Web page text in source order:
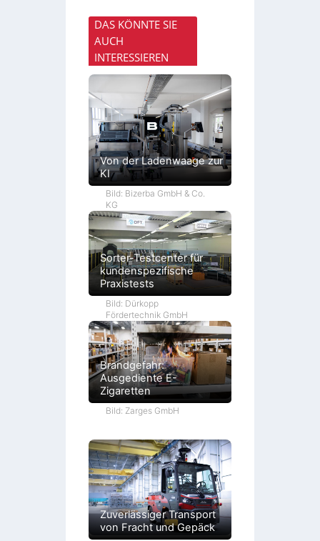
DAS KÖNNTE SIE
AUCH
INTERESSIEREN
Von der Ladenwaage zur
KI
Bild: Bizerba GmbH & Co.
KG
Sorter-Testcenter für
kundenspezifische
Praxistests
Bild: Dürkopp
Fördertechnik GmbH
Brandgefahr:
Ausgediente E-
Zigaretten
Bild: Zarges GmbH
Zuverlässiger Transport
von Fracht und Gepäck